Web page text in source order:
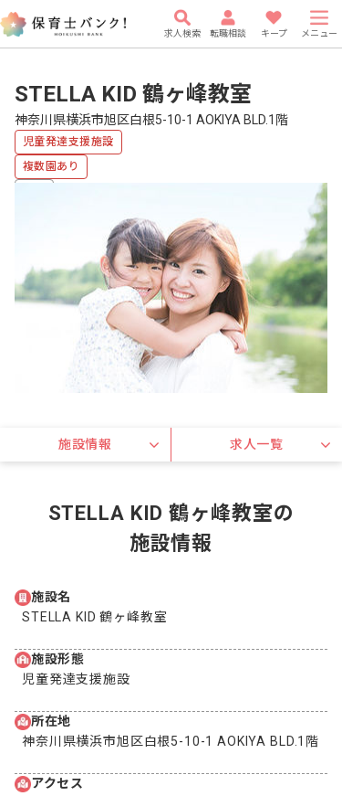
求人検索 転職相談 キープ メニュー
STELLA KID 鶴ヶ峰教室
神奈川県横浜市旭区白根5-10-1 AOKIYA BLD.1階
児童発達支援施設
複数園あり
施設情報 求人一覧
STELLA KID 鶴ヶ峰教室の
施設情報
施設名
STELLA KID 鶴ヶ峰教室
施設形態
児童発達支援施設
所在地
神奈川県横浜市旭区白根5-10-1 AOKIYA BLD.1階
アクセス